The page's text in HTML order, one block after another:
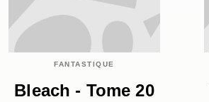
FANTASTIQUE
Bleach - Tome 20